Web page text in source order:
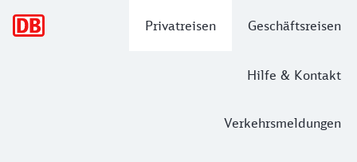
Privatreisen Geschäftsreisen
Hilfe & Kontakt
Verkehrsmeldungen